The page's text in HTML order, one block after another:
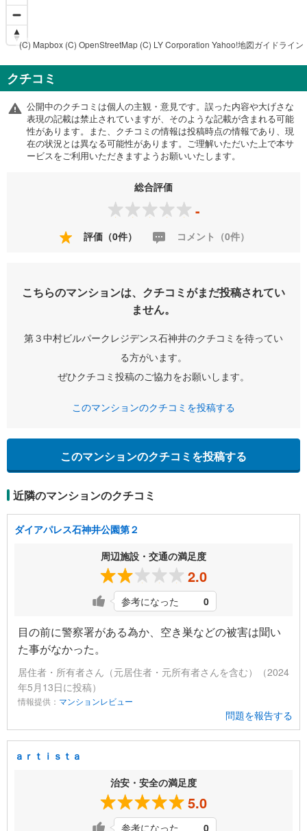
(C) Mapbox (C) OpenStreetMap (C) LY Corporation Yahoo!地図ガイドライン
クチコミ
公開中のクチコミは個人の主観・意見です。誤った内容や大げさな
表現の記載は禁止されていますが、そのような記載が含まれる可能
性があります。また、クチコミの情報は投稿時点の情報であり、現
在の状況とは異なる可能性があります。ご理解いただいた上で本サ
ービスをご利用いただきますようお願いいたします。
総合評価
-
評価（0件） コメント（0件）
こちらのマンションは、クチコミがまだ投稿されてい
ません。
第３中村ビルパークレジデンス石神井のクチコミを待ってい
る方がいます。
ぜひクチコミ投稿のご協力をお願いします。
このマンションのクチコミを投稿する
このマンションのクチコミを投稿する
近隣のマンションのクチコミ
ダイアパレス石神井公園第２
周辺施設・交通の満足度
2.0
参考になった 0
目の前に警察署がある為か、空き巣などの被害は聞い
た事がなかった。
居住者・所有者さん（元居住者・元所有者さんを含む）（2024
年5月13日に投稿）
情報提供： マンションレビュー
問題を報告する
ａｒｔｉｓｔａ
治安・安全の満足度
5.0
参考になった 0